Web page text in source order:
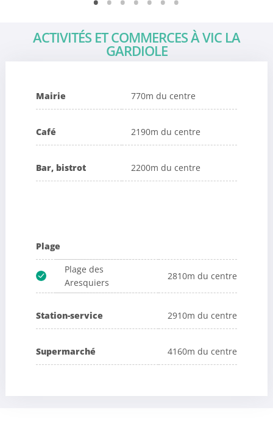
ACTIVITÉS ET COMMERCES À VIC LA
GARDIOLE
Mairie 770m du centre
Café 2190m du centre
Bar, bistrot 2200m du centre
Plage
Plage des
Aresquiers
2810m du centre
Station-service 2910m du centre
Supermarché 4160m du centre